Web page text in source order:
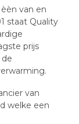
van en
staat Quality
prijs
van
welke een